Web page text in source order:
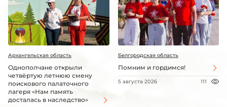
Архангельская область
Однополчане открыли
четвёртую летнюю смену
поискового палаточного
лагеря «Нам память
досталась в наследство»
Белгородская область
Помним и гордимся!
5 августа 2026 111